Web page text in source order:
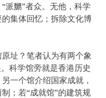
派嬲”者众。无他，科学
集体回忆；拆除文化博
址？笔者认为有两个象
科学馆旁就是香港历史
一个馆介绍国家成就，
；若“成就馆”的建筑规